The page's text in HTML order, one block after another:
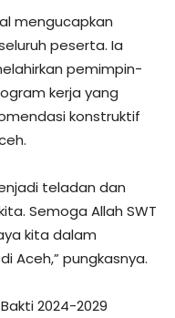
mengucapkan
peserta. Ia
pemimpin-
kerja yang
konstruktif
teladan dan
Semoga Allah SWT
kita dalam
Aceh,” pungkasnya.
2024-2029